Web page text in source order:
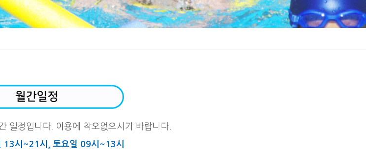
월간일정
일정입니다.
이용에 착오없으시기 바랍니다.
13시~21시, 토요일 09시~13시